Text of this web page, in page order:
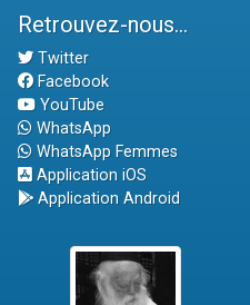
Retrouvez-nous...
Twitter
Facebook
YouTube
WhatsApp
WhatsApp Femmes
Application iOS
Application Android